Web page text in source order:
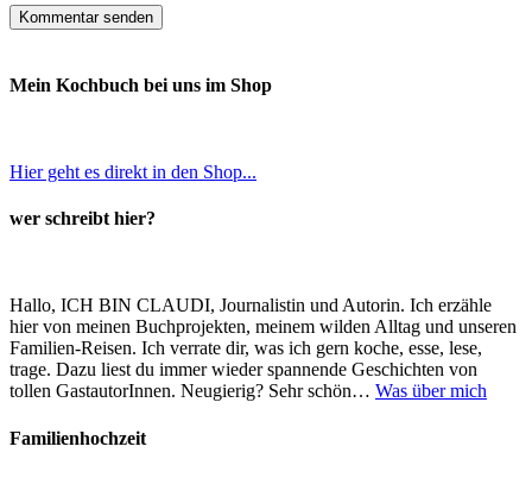
Mein Kochbuch bei uns im Shop
Hier geht es direkt in den Shop...
wer schreibt hier?
Hallo, ICH BIN CLAUDI, Journalistin und Autorin. Ich erzähle
hier von meinen Buchprojekten, meinem wilden Alltag und unseren
Familien-Reisen. Ich verrate dir, was ich gern koche, esse, lese,
trage. Dazu liest du immer wieder spannende Geschichten von
tollen GastautorInnen. Neugierig? Sehr schön… Was über mich
Familienhochzeit